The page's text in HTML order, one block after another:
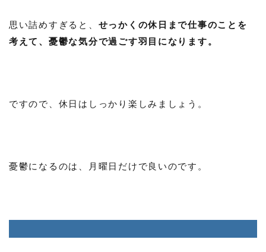
思い詰めすぎると、 せっかくの休日まで仕事のことを
考えて、憂鬱な気分で過ごす羽目になります。
ですので、休日はしっかり楽しみましょう。
憂鬱になるのは、月曜日だけで良いのです。